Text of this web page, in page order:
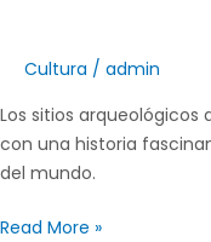
Cultura / admin
Los sitios arqueológicos
con una historia
del mundo.
Read More »